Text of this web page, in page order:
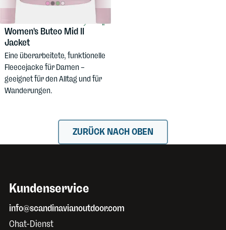
92,58 $
HAGLÖFS
Women's Buteo Mid II
Jacket
Eine überarbeitete, funktionelle
Fleecejacke für Damen –
geeignet für den Alltag und für
Wanderungen.
ZURÜCK NACH OBEN
Kundenservice
info@scandinavianoutdoor.com
Chat-Dienst